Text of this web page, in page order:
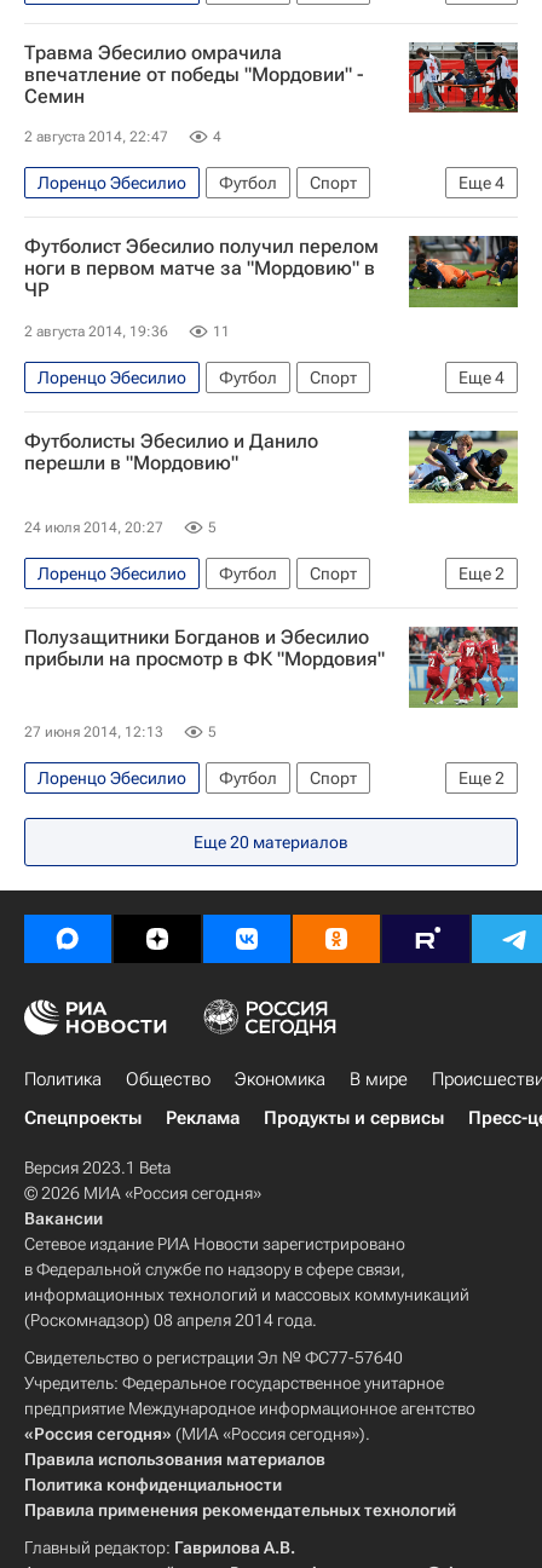
травмы
РПЛ 2026-2027 (Чемпионат России по футболу)
Мордовия
Травма Эбесилио омрачила
впечатление от победы "Мордовии" -
Семин
2 августа 2014, 22:47 4
Еще4
Лоренцо Эбесилио Футбол
Спорт
Юрий Семин
РПЛ 2026-2027 (Чемпионат России по футболу)
Урал
Футболист Эбесилио получил перелом
ноги в первом матче за "Мордовию" в
ЧР
2 августа 2014, 19:36 11
Еще4
Лоренцо Эбесилио Футбол
Спорт
травмы
РПЛ 2026-2027 (Чемпионат России по футболу)
Футболисты Эбесилио и Данило
перешли в "Мордовию"
24 июля 2014, 20:27 5
Еще2
Лоренцо Эбесилио Футбол
Спорт
РПЛ 2026-2027 (Чемпионат России по футболу)
Мордовия
Полузащитники Богданов и Эбесилио
прибыли на просмотр в ФК "Мордовия"
27 июня 2014, 12:13 5
Еще2
Лоренцо Эбесилио Футбол
Спорт
Мордовия
Андрей Богданов
Еще20 материалов
Политика Общество Экономика В мире
Спецпроекты
Реклама Продукты и сервисы Пресс-
Версия 2023.1 Beta
© 2026 МИА «Россия сегодня»
Вакансии
Сетевое издание РИА Новости зарегистрировано
в Федеральной службе по надзору в сфере связи,
информационных технологий и массовых коммуникаций
(Роскомнадзор) 08 апреля 2014 года.
Свидетельство о регистрации Эл № ФС77-57640
Учредитель: Федеральное государственное унитарное
предприятие Международное информационное агентство
«Россия сегодня» (МИА «Россия сегодня»).
Правила использования материалов
Политика конфиденциальности
Правила применения рекомендательных технологий
Главный редактор: Гаврилова А.В.